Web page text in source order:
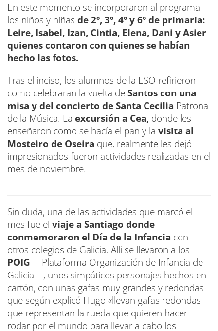
En este momento se incorporaron al programa
los niños y niñas de 2º, 3º, 4º y 6º de primaria:
Leire, Isabel, Izan, Cintia, Elena, Dani y Asier
quienes contaron con quienes se habían
hecho las fotos.
Tras el inciso, los alumnos de la ESO refirieron
como celebraran la vuelta deSantos con una
misa y del concierto de Santa Cecilia Patrona
de la Música. La excursión a Cea, donde les
enseñaron como se hacía el pan y la visita al
Mosteiro de Oseira que, realmente les dejó
impresionados fueron actividades realizadas en el
mes de noviembre.
Sin duda, una de las actividades que marcó el
mes fue el viaje a Santiago donde
conmemoraron el Día de la Infancia con
otros colegios de Galicia. Allí se llevaron a los
POIG —Plataforma Organización de Infancia de
Galicia—, unos simpáticos personajes hechos en
cartón, con unas gafas muy grandes y redondas
que según explicó Hugo «llevan gafas redondas
que representan la rueda que quieren hacer
rodar por el mundo para llevar a cabo los